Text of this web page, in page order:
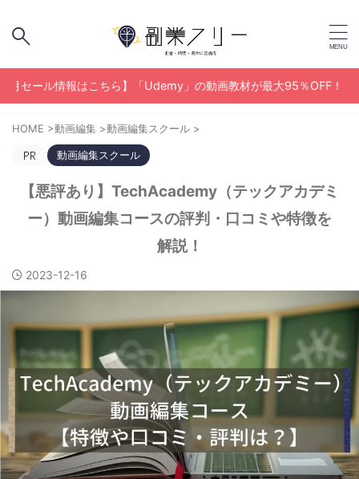
報はこちら】「Udemy」の動画教材が最大95％OFF！
HOME >動画編集 >動画編集スクール >
動画編集スクール
【悪評あり】TechAcademy（テックアカデミ
ー）動画編集コースの評判・口コミや特徴を
解説！
2023-12-16